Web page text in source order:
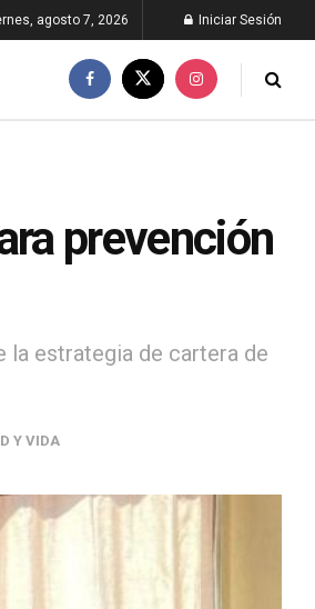
agosto 7, 2026 Iniciar Sesión
prevención
estrategia de cartera de
Y VIDA